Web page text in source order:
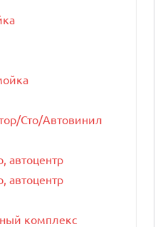
Сто/Автовинил
автоцентр
автоцентр
комплекс